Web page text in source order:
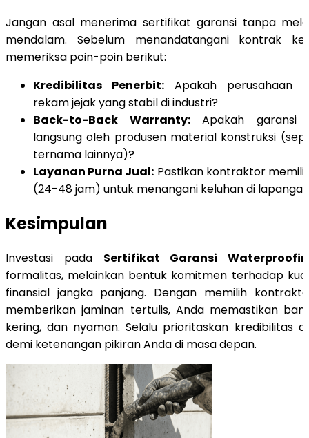
Jangan asal menerima sertifikat garansi tanpa
mendalam. Sebelum menandatangani kontrak
memeriksa poin-poin berikut:
Kredibilitas Penerbit:Apakah perusahaan
rekam jejak yang stabil di industri?
Back-to-Back Warranty:Apakah garansi
langsung oleh produsen material konstruksi
ternama lainnya)?
Layanan Purna Jual: Pastikan kontraktor
(24-48 jam) untuk menangani keluhan di
Kesimpulan
Investasi pada Sertifikat Garansi
formalitas, melainkan bentuk komitmen terhadap
finansial jangka panjang. Dengan memilih
memberikan jaminan tertulis, Anda memastikan
kering, dan nyaman. Selalu prioritaskan kredibilitas
demi ketenangan pikiran Anda di masa depan.